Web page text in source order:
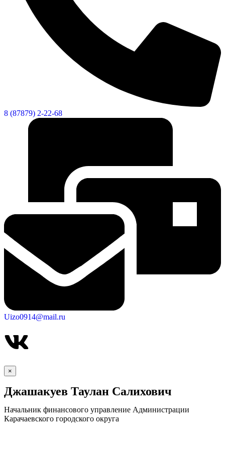
8 (87879) 2-22-68
Uizo0914@mail.ru
×
Джашакуев Таулан Салихович
Начальник финансового управление Администрации
Карачаевского городского округа